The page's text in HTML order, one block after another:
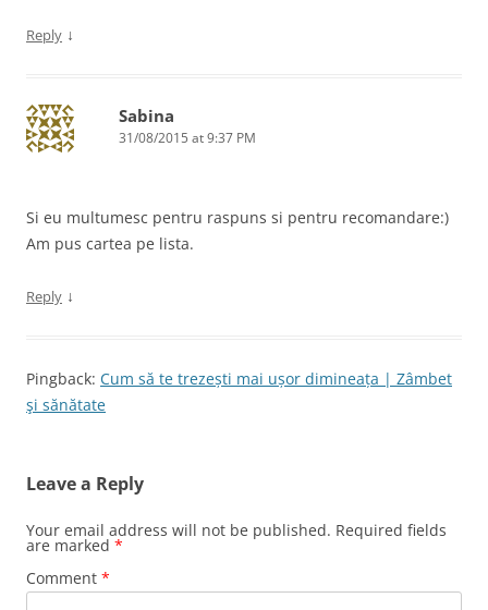
Reply ↓
Sabina
31/08/2015 at 9:37 PM
Si eu multumesc pentru raspuns si pentru recomandare:)
Am pus cartea pe lista.
Reply ↓
Pingback: Cum să te trezești mai ușor dimineața | Zâmbet
şi sănătate
Leave a Reply
Your email address will not be published. Required fields
are marked *
Comment *